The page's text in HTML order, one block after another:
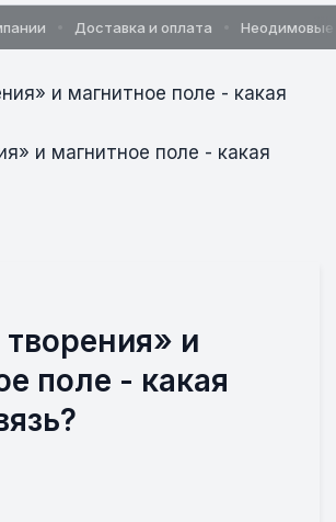
Доставка и оплата
и магнитное поле - какая
и магнитное поле - какая
и
поле - какая